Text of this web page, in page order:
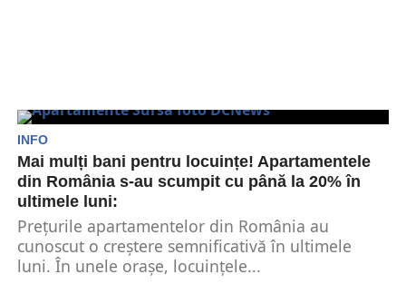
INFO
Mai mulți bani pentru locuințe! Apartamentele
din România s-au scumpit cu până la 20% în
ultimele luni:
Prețurile apartamentelor din România au
cunoscut o creștere semnificativă în ultimele
luni. În unele orașe, locuințele...